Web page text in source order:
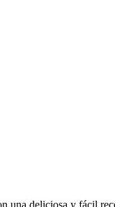
una deliciosa y fácil